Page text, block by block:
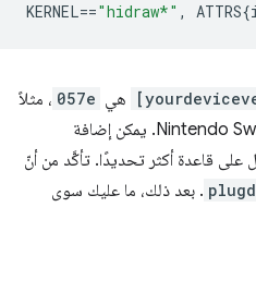
KERNEL=="hidraw*" ,
هي 057e ، مثلاً
على قاعدة أكثر تحديدًا. تأكَّد من أنّ
. بعد ذلك، ما عليك سوى